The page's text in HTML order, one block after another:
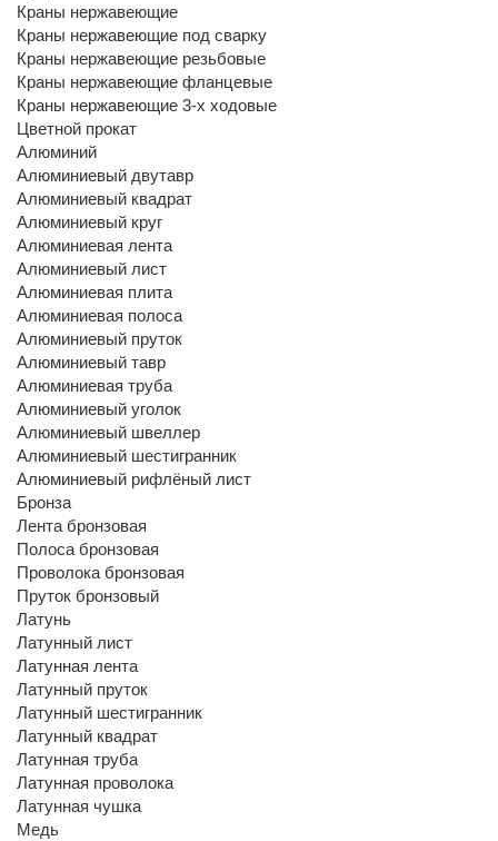
Краны нержавеющие
Краны нержавеющие под сварку
Краны нержавеющие резьбовые
Краны нержавеющие фланцевые
Краны нержавеющие 3-х ходовые
Цветной прокат
Алюминий
Алюминиевый двутавр
Алюминиевый квадрат
Алюминиевый круг
Алюминиевая лента
Алюминиевый лист
Алюминиевая плита
Алюминиевая полоса
Алюминиевый пруток
Алюминиевый тавр
Алюминиевая труба
Алюминиевый уголок
Алюминиевый швеллер
Алюминиевый шестигранник
Алюминиевый рифлёный лист
Бронза
Лента бронзовая
Полоса бронзовая
Проволока бронзовая
Пруток бронзовый
Латунь
Латунный лист
Латунная лента
Латунный пруток
Латунный шестигранник
Латунный квадрат
Латунная труба
Латунная проволока
Латунная чушка
Медь